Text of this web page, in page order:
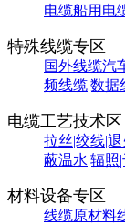
电缆船用电
特殊线缆专区
国外线缆汽
频线缆|数据
电缆工艺技术区
拉丝|绞线|退
蔽温水|辐照
材料设备专区
线缆原材料